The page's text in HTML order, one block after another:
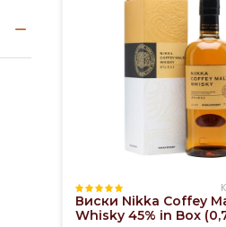
Виски Nikka Coffey
Whisky 45% in Box